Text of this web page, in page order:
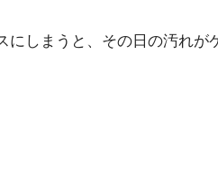
にしまうと、その日の汚れ